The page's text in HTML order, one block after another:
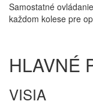
Samostatné
každom kolese pre
HLAVNÉ
VISIA